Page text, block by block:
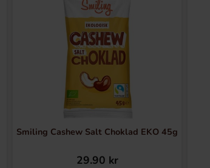
Smiling Cashew Salt Choklad EKO 45g
29.90 kr